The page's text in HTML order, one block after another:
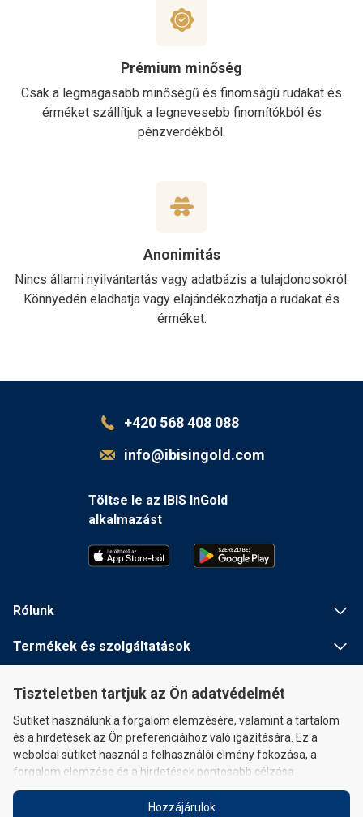
Tiszteletben tartjuk az Ön adatvédelmét
Sütiket használunk a forgalom elemzésére, valamint a tartalom
és a hirdetések az Ön preferenciáihoz való igazítására. Ez a
weboldal sütiket használ a felhasználói élmény fokozása, a
forgalom elemzése és a hirdetések pontosabb célzása
érdekében, hogy személyre szabott reklámtartalmat tudjunk
Önnek nyújtani, és lehetővé tegyük a közösségi médiához való
Hozzájárulok
Prémium minőség
Csak a legmagasabb minőségű és finomságú rudakat és
érméket szállítjuk a legnevesebb finomítókból és
pénzverdékből.
Anonimitás
Nincs állami nyilvántartás vagy adatbázis a tulajdonosokról.
Könnyedén eladhatja vagy elajándékozhatja a rudakat és
érméket.
+420 568 408 088
info@ibisingold.com
Töltse le az IBIS InGold
alkalmazást
Rólunk
Termékek és szolgáltatások
Gyors linkek